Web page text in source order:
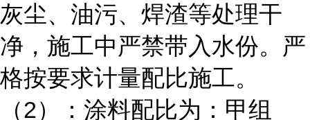
灰尘、油污、焊渣等处理干
净，施工中严禁带入水份。严
格按要求计量配比施工。
（2）：涂料配比为：甲组